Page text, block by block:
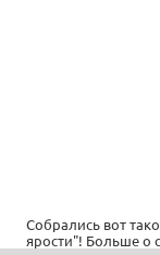
Собрались вот
ярости"! Больше о